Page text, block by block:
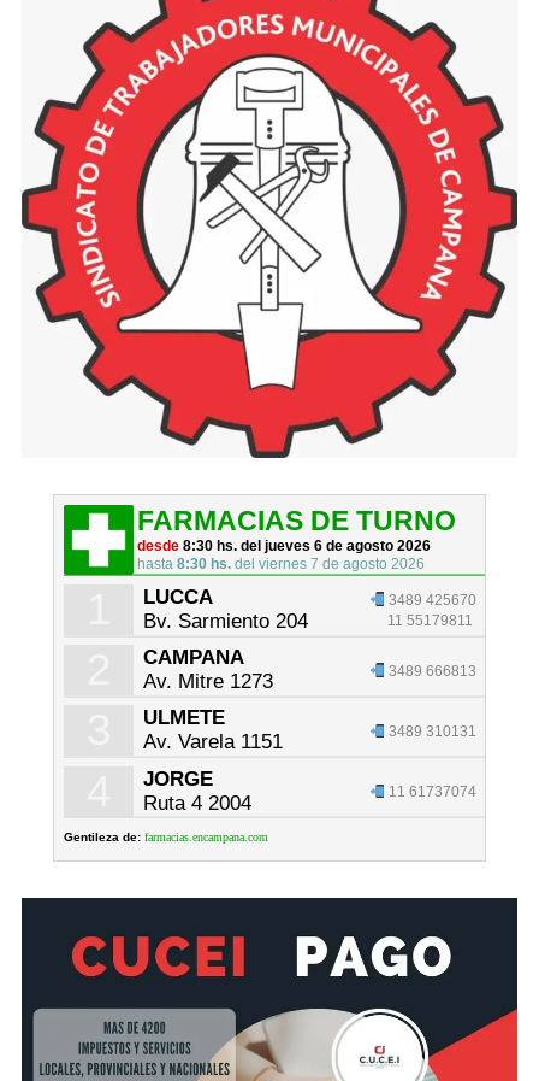
FARMACIAS DE TURNO
desde8:30 hs. del jueves 6 de agosto 2026
hasta8:30 hs. del viernes 7 de agosto 2026
LUCCA
Bv. Sarmiento 204
3489 425670
11 55179811
CAMPANA
Av. Mitre 1273
3489 666813
ULMETE
Av. Varela 1151
3489 310131
JORGE
Ruta 4 2004
11 61737074
Gentileza de: farmacias.encampana.com